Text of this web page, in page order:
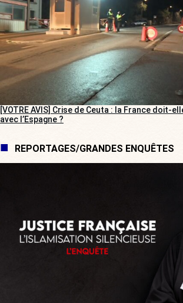
[VOTRE AVIS] Crise de Ceuta : la France doit-
avec l’Espagne ?
REPORTAGES/GRANDES ENQUÊTES